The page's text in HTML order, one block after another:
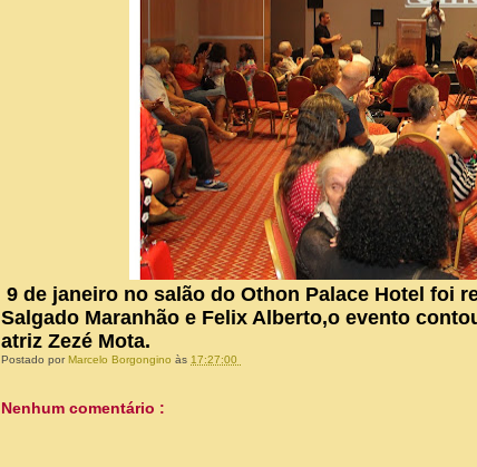
9 de janeiro no salão do Othon Palace Hotel foi
Salgado Maranhão e Felix Alberto,o evento
atriz Zezé Mota.
Postado porMarcelo Borgonginoàs 17:27:00
Nenhum comentário :